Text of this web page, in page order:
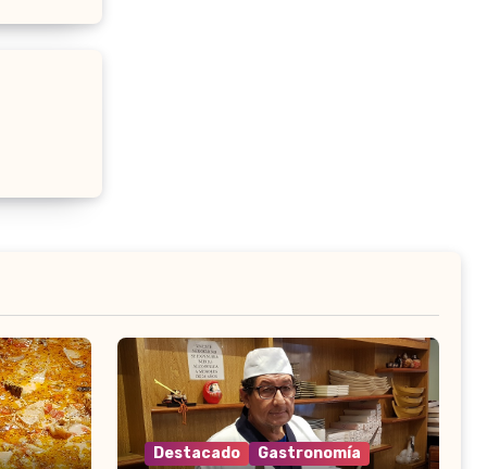
Destacado Gastronomía